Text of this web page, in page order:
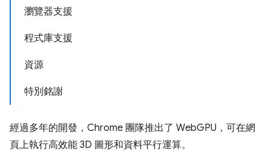
瀏覽器支援
程式庫支援
資源
特別銘謝
經過多年的開發，Chrome 團隊推出了 WebGPU，可在網
頁上執行高效能 3D 圖形和資料平行運算。